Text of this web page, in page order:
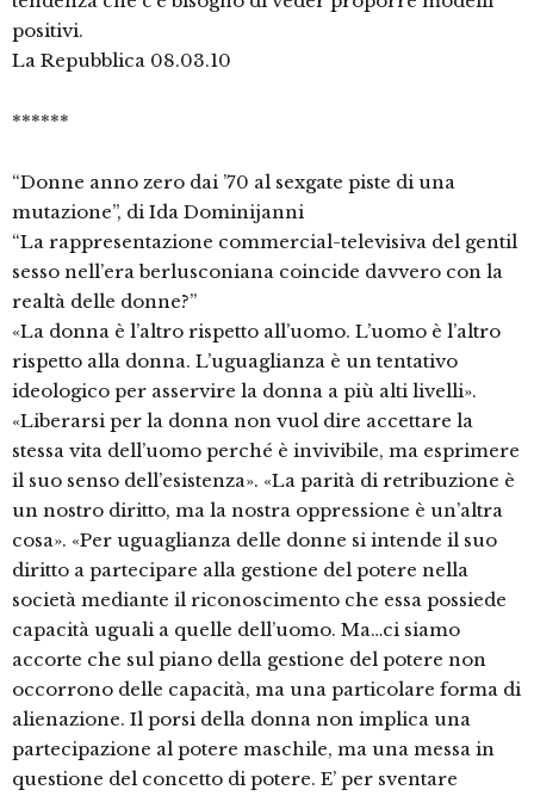
positivi.
La Repubblica 08.03.10
******
“Donne anno zero dai ’70 al sexgate piste di una
mutazione”, di Ida Dominijanni
“La rappresentazione commercial-televisiva del gentil
sesso nell’era berlusconiana coincide davvero con la
realtà delle donne?”
«La donna è l’altro rispetto all’uomo. L’uomo è l’altro
rispetto alla donna. L’uguaglianza è un tentativo
ideologico per asservire la donna a più alti livelli».
«Liberarsi per la donna non vuol dire accettare la
stessa vita dell’uomo perché è invivibile, ma esprimere
il suo senso dell’esistenza». «La parità di retribuzione è
un nostro diritto, ma la nostra oppressione è un’altra
cosa». «Per uguaglianza delle donne si intende il suo
diritto a partecipare alla gestione del potere nella
società mediante il riconoscimento che essa possiede
capacità uguali a quelle dell’uomo. Ma…ci siamo
accorte che sul piano della gestione del potere non
occorrono delle capacità, ma una particolare forma di
alienazione. Il porsi della donna non implica una
partecipazione al potere maschile, ma una messa in
questione del concetto di potere. E’ per sventare